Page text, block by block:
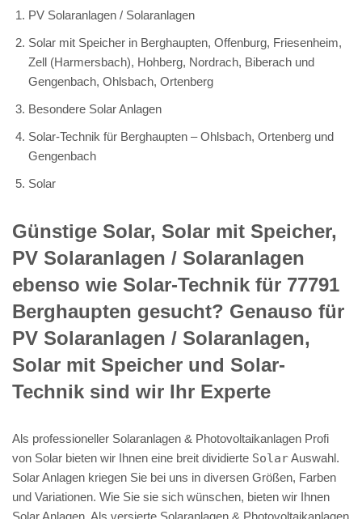
PV Solaranlagen / Solaranlagen
Solar mit Speicher in Berghaupten, Offenburg, Friesenheim,
Zell (Harmersbach), Hohberg, Nordrach, Biberach und
Gengenbach, Ohlsbach, Ortenberg
Besondere Solar Anlagen
Solar-Technik für Berghaupten – Ohlsbach, Ortenberg und
Gengenbach
Solar
Günstige Solar, Solar mit Speicher,
PV Solaranlagen / Solaranlagen
ebenso wie Solar-Technik für 77791
Berghaupten gesucht? Genauso für
PV Solaranlagen / Solaranlagen,
Solar mit Speicher und Solar-
Technik sind wir Ihr Experte
Als professioneller Solaranlagen & Photovoltaikanlagen Profi
von Solar bieten wir Ihnen eine breit dividierte SolarAuswahl.
Solar Anlagen kriegen Sie bei uns in diversen Größen, Farben
und Variationen. Wie Sie sie sich wünschen, bieten wir Ihnen
Solar Anlagen. Als versierte Solaranlagen & Photovoltaikanlagen